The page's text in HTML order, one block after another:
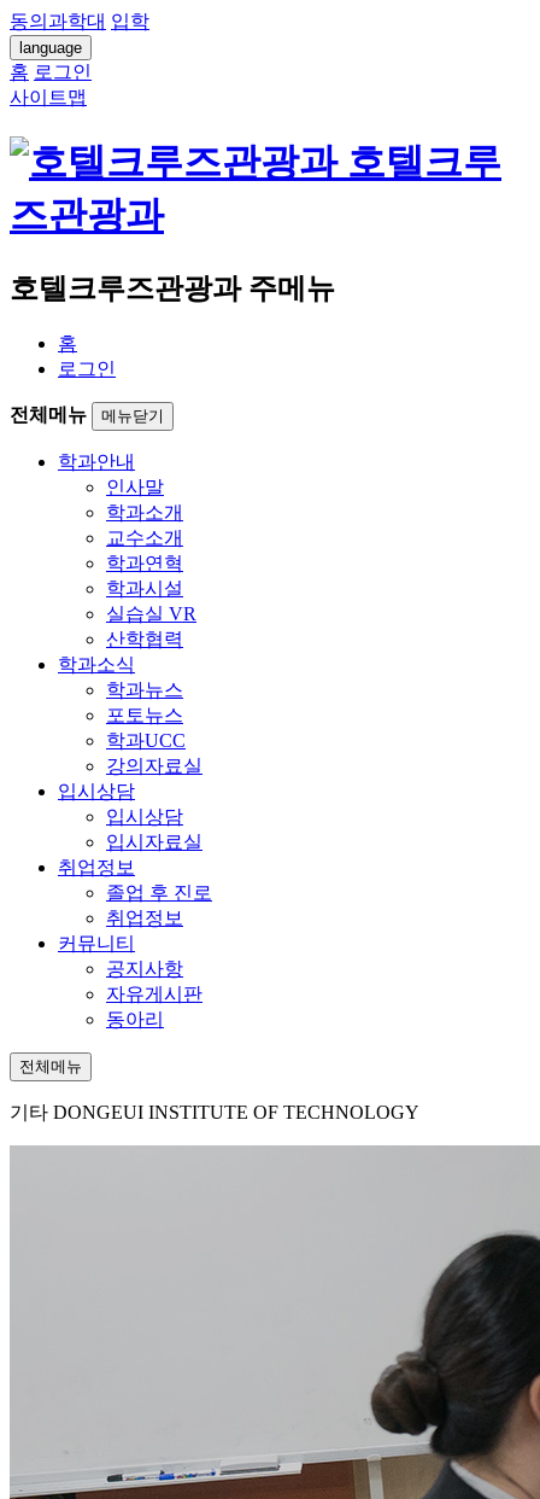
동의과학대 입학
language
홈 로그인
사이트맵
호텔크루
즈관광과
호텔크루즈관광과 주메뉴
홈
로그인
전체메뉴 메뉴닫기
학과안내
인사말
학과소개
교수소개
학과연혁
학과시설
실습실 VR
산학협력
학과소식
학과뉴스
포토뉴스
학과UCC
강의자료실
입시상담
입시상담
입시자료실
취업정보
졸업 후 진로
취업정보
커뮤니티
공지사항
자유게시판
동아리
전체메뉴
기타 DONGEUI INSTITUTE OF TECHNOLOGY